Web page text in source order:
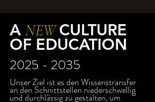
A NEWCULTURE
OF EDUCATION
2025 - 2035
Unser Ziel ist es den Wissenstransfer
an den Schnittstellen niederschwellig
und durchlässig zu gestalten, um